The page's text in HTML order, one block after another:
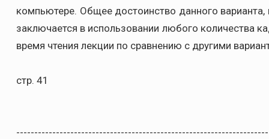
компьютере. Общее достоинство данного
заключается в использовании любого количества
время чтения лекции по сравнению с другими
стр. 41